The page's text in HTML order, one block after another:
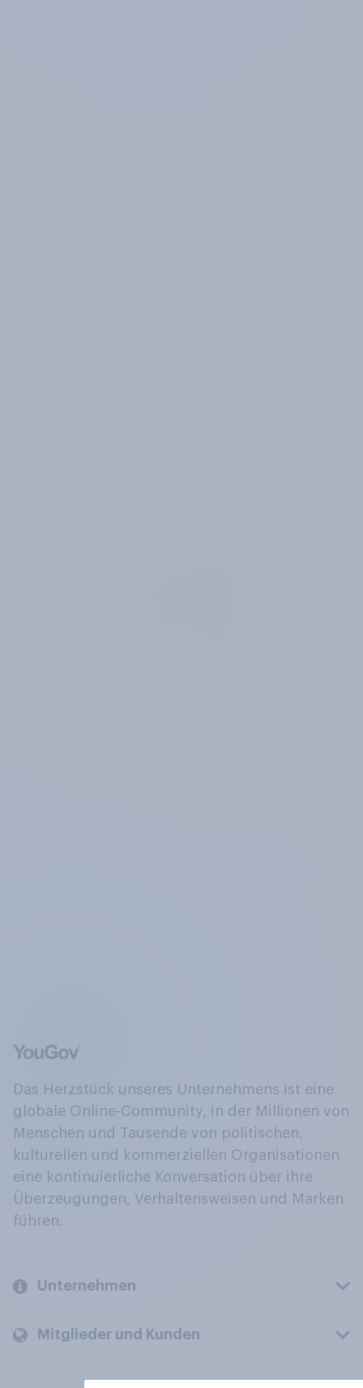
Das Herzstück unseres Unternehmens ist eine
globale Online-Community, in der Millionen von
Menschen und Tausende von politischen,
kulturellen und kommerziellen Organisationen
eine kontinuierliche Konversation über ihre
Überzeugungen, Verhaltensweisen und Marken
führen.
Unternehmen
Mitglieder und Kunden